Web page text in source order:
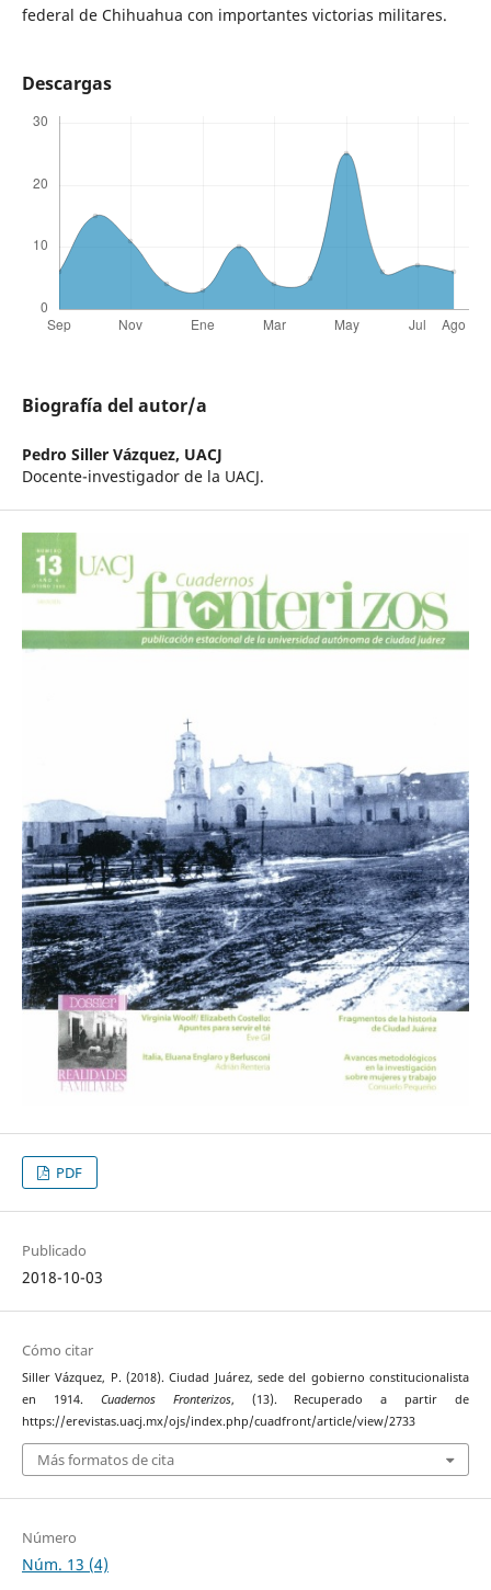
federal de Chihuahua con importantes victorias militares.
Descargas
Biografía del autor/a
Pedro Siller Vázquez, UACJ
Docente-investigador de la UACJ.
PDF
Publicado
2018-10-03
Cómo citar
Siller Vázquez, P. (2018). Ciudad Juárez, sede del gobierno constitucionalista
en 1914. Cuadernos Fronterizos, (13). Recuperado a partir de
https://erevistas.uacj.mx/ojs/index.php/cuadfront/article/view/2733
Más formatos de cita
Número
Núm. 13 (4)